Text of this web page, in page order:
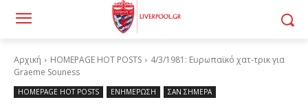
Αρχική HOMEPAGE HOT POSTS
4/3/1981: Ευρωπαϊκό χατ-τρικ για
Graeme Souness
HOMEPAGE HOT POSTS ΕΝΗΜΕΡΩΣΗ ΣΑΝ ΣΗΜΕΡΑ